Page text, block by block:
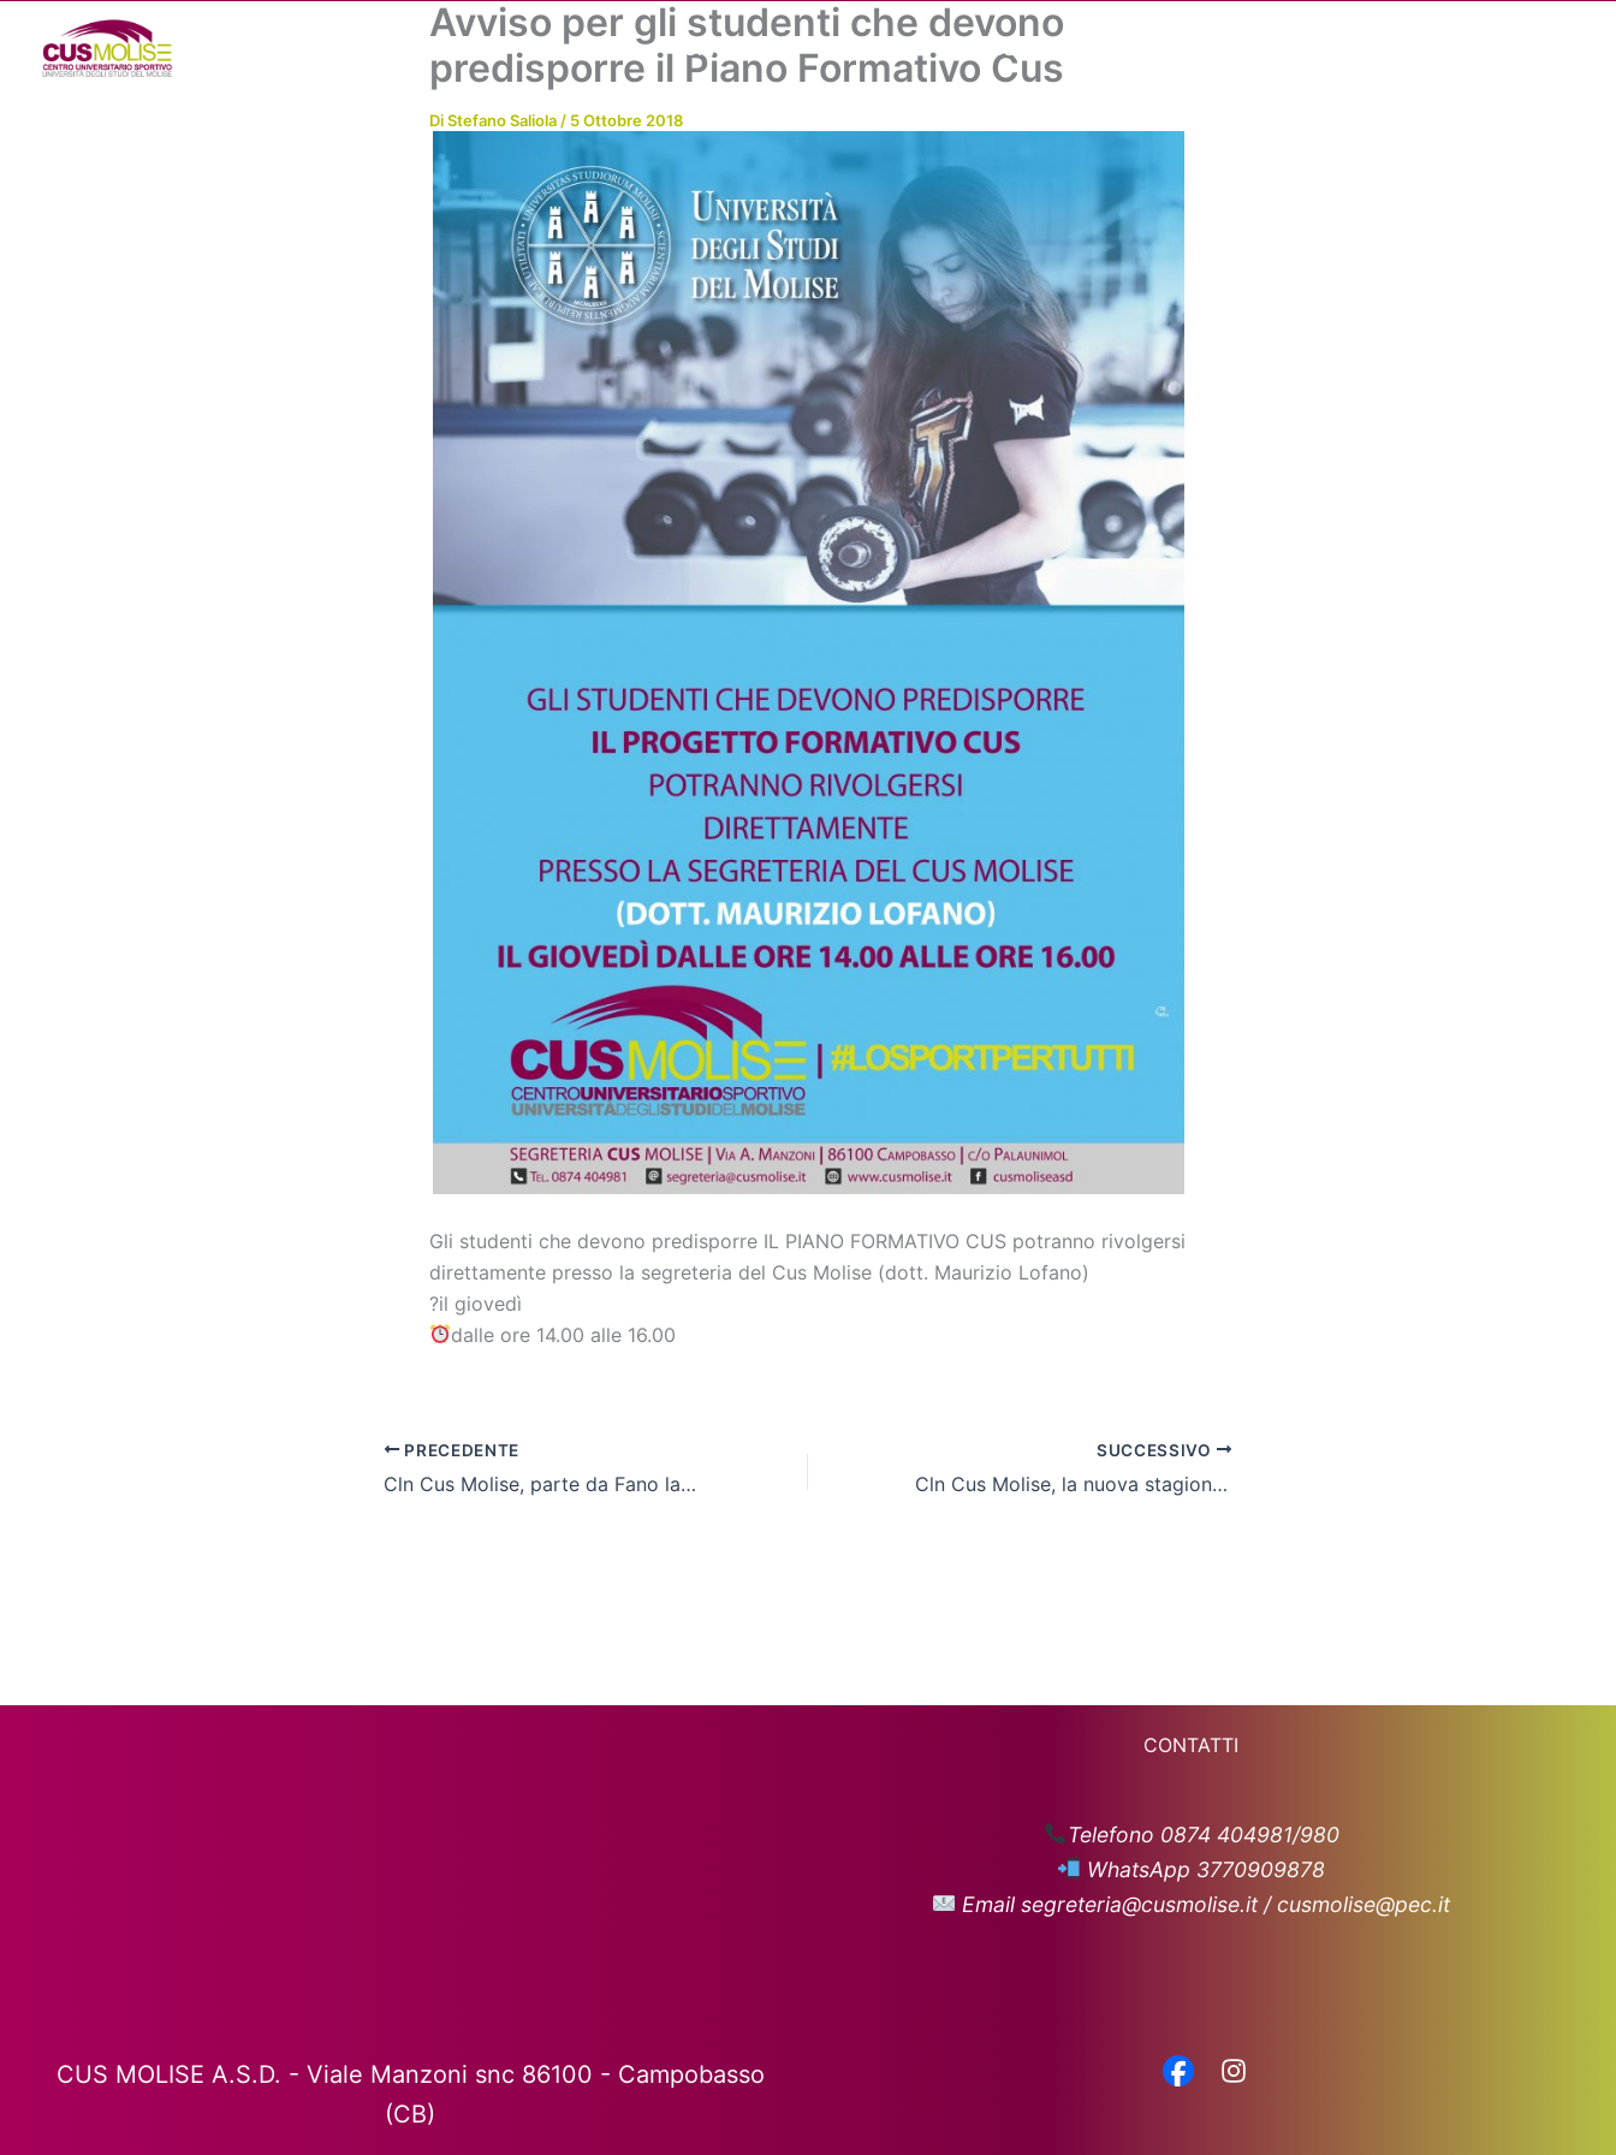
contenuto
Chi siamo News
Avviso per gli studenti che devono
predisporre il Piano Formativo Cus
DiStefano Saliola / 5 Ottobre 2018
Gli studenti che devono predisporre IL PIANO FORMATIVO CUS potranno rivolgersi
direttamente presso la segreteria del Cus Molise (dott. Maurizio Lofano)
?il giovedì
dalle ore 14.00 alle 16.00
PRECEDENTE
Cln Cus Molise, parte da Fano la grande avventura. Sanginario: “Concentrati sul campionato per centrare la salvezza il prima possibile”
SUCCESSIVO
Cln Cus Molise, la nuova stagione parte con il botto: espugnata Fano
CONTATTI
Telefono 0874 404981/980
WhatsApp 3770909878
Email segreteria@cusmolise.it / cusmolise@pec.it
CUS MOLISE A.S.D. - Viale Manzoni snc 86100 - Campobasso
(CB)